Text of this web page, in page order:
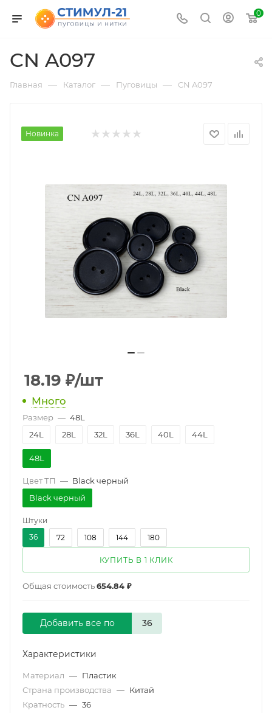
0
CN A097
Главная — Каталог — Пуговицы — CN A097
Новинка
18.19 ₽/шт
Много
Размер — 48L
24L
28L 32L 36L 40L 44L
48L
Цвет ТП — Black черный
Black черный
Штуки
36
72 108 144 180
КУПИТЬ В 1 КЛИК
Общая стоимость654.84 ₽
Добавить все по
Характеристики
Материал — Пластик
Страна производства — Китай
Кратность — 36